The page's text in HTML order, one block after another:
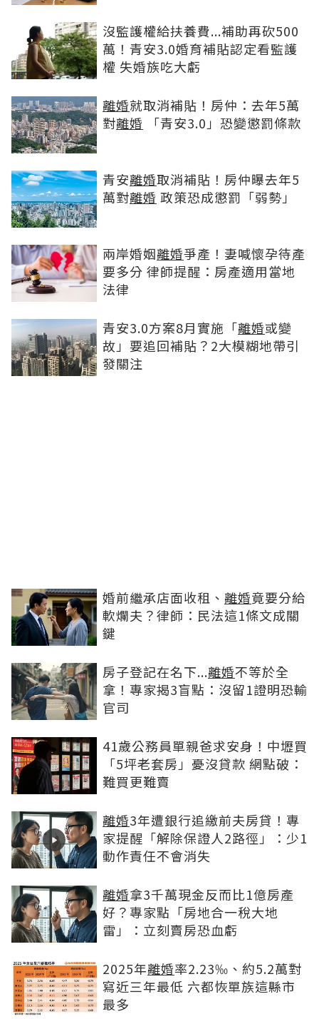
沒監護權給扶養費...補助再砍500
萬！青安3.0婚育補貼認定看監護
權 失婚族吃大虧
離婚就取消補貼！房仲：去年5萬
對離婚 「青安3.0」恐變懲罰條款
青安離婚取消補貼！房仲曝去年5
萬對離婚 政策恐成懲罰「弱勢」
兩岸婚姻離婚爭產！妻喊懷孕待產
要多分 律師提醒：房產適用當地
法律
青安3.0方案8月實施「離婚或變
故」要追回補貼？2大模糊地帶引
發關注
婚前繼承店面收租、 離婚竟要分給
軟爛夫？律師：民法這1條文成關
鍵
房子登記在名下...離婚不等於全
拿！專家揭3盲點：沒留1證明恐輸
官司
41歲公務員單親爸求安身！中壢買
「5坪老套房」憂沒貸款 網點破：
難買更難賣
離婚3年遭銀行追繳前夫房貸！專
家提醒「解除保證人2路徑」：少1
動作責任不會消失
離婚拿3千萬現金反而比1億房產
好？專家點「房地合一稅大地
雷」：立刻賣房恐血虧
2025年離婚率2.23‰、約5.2萬對
寫近三年最低 六都恢單族這縣市
最多